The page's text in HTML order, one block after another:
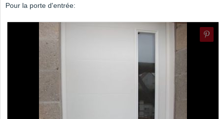
Pour la porte d'entrée: